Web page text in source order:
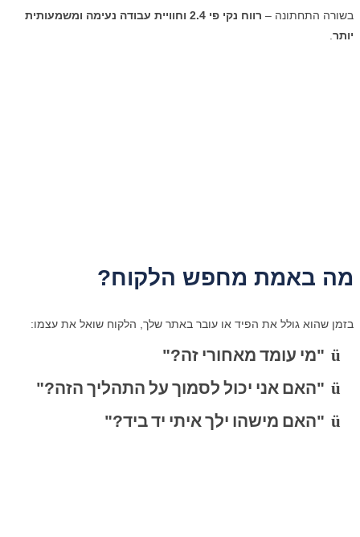
בשורה התחתונה – רווח נקי פי וחוויית עבודה נעימה ומשמעותית
יותר
מה באמת מחפש הלקוח?
בזמן שהוא גולל את הפיד או עובר באתר שלך, הלקוח שואל את עצמו:
ü
"מי עומד מאחורי זה?"
ü
"האם אני יכול לסמוך על התהליך הזה?"
ü
"האם מישהו ילךאיתי ידביד?"